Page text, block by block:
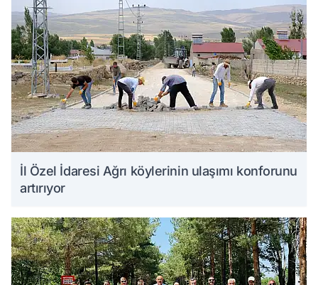
İl Özel İdaresi Ağrı köylerinin ulaşımı konforunu
artırıyor